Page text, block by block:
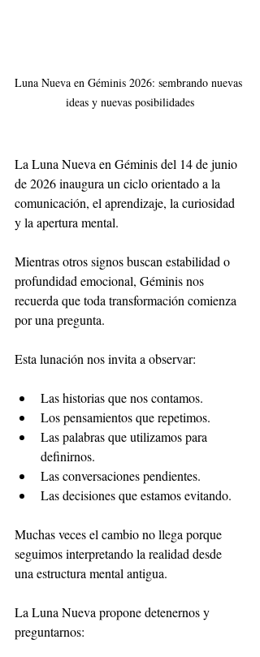
Luna Nueva en Géminis 2026: sembrando nuevas
ideas y nuevas posibilidades
La Luna Nueva en Géminis del 14 de junio
de 2026 inaugura un ciclo orientado a la
comunicación, el aprendizaje, la curiosidad
y la apertura mental.
Mientras otros signos buscan estabilidad o
profundidad emocional, Géminis nos
recuerda que toda transformación comienza
por una pregunta.
Esta lunación nos invita a observar:
Las historias que nos contamos.
Los pensamientos que repetimos.
Las palabras que utilizamos para
definirnos.
Las conversaciones pendientes.
Las decisiones que estamos evitando.
Muchas veces el cambio no llega porque
seguimos interpretando la realidad desde
una estructura mental antigua.
La Luna Nueva propone detenernos y
preguntarnos: